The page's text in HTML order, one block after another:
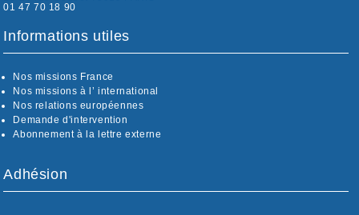
01 47 70 18 90
Informations utiles
Nos missions France
Nos missions à l’ international
Nos relations européennes
Demande d'intervention
Abonnement à la lettre externe
Adhésion